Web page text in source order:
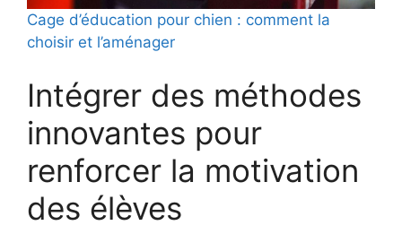
Cage d’éducation pour chien : comment la
choisir et l’aménager
Intégrer des méthodes
innovantes pour
renforcer la motivation
des élèves